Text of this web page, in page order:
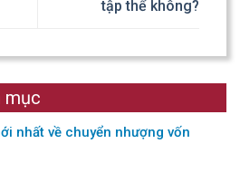
tập thể không?
mục
nhất về chuyển nhượng vốn